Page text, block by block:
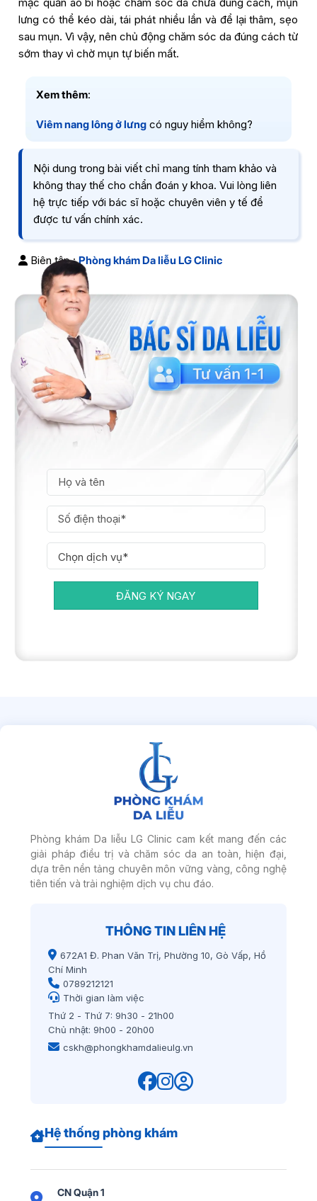
mặc quần áo bí hoặc chăm sóc da chưa đúng cách, mụn
lưng có thể kéo dài, tái phát nhiều lần và để lại thâm, sẹo
sau mụn. Vì vậy, nên chủ động chăm sóc da đúng cách từ
sớm thay vì chờ mụn tự biến mất.
Xem thêm:
Viêm nang lông ở lưng có nguy hiểm không?
Nội dung trong bài viết chỉ mang tính tham khảo và
không thay thế cho chẩn đoán y khoa. Vui lòng liên
hệ trực tiếp với bác sĩ hoặc chuyên viên y tế để
được tư vấn chính xác.
Biên tập :Phòng khám Da liễu LG Clinic
ĐĂNG KÝ NGAY
Phòng khám Da liễu LG Clinic cam kết mang đến các
giải pháp điều trị và chăm sóc da an toàn, hiện đại,
dựa trên nền tảng chuyên môn vững vàng, công nghệ
tiên tiến và trải nghiệm dịch vụ chu đáo.
THÔNG TIN LIÊN HỆ
672A1 Đ. Phan Văn Trị, Phường 10, Gò Vấp, Hồ
Chí Minh
0789212121
Thời gian làm việc
Thứ 2 - Thứ 7: 9h30 - 21h00
Chủ nhật: 9h00 - 20h00
cskh@phongkhamdalieulg.vn
Hệ thống phòng khám
CN Quận 1